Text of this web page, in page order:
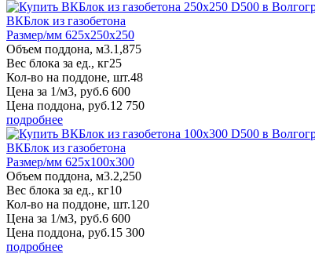
ВКБлок из газобетона
Размер/мм 625x250x250
Объем поддона, м3.1,875
Вес блока за ед., кг25
Кол-во на поддоне, шт.48
Цена за 1/м3, руб.6 600
Цена поддона, руб.12 750
подробнее
ВКБлок из газобетона
Размер/мм 625x100x300
Объем поддона, м3.2,250
Вес блока за ед., кг10
Кол-во на поддоне, шт.120
Цена за 1/м3, руб.6 600
Цена поддона, руб.15 300
подробнее